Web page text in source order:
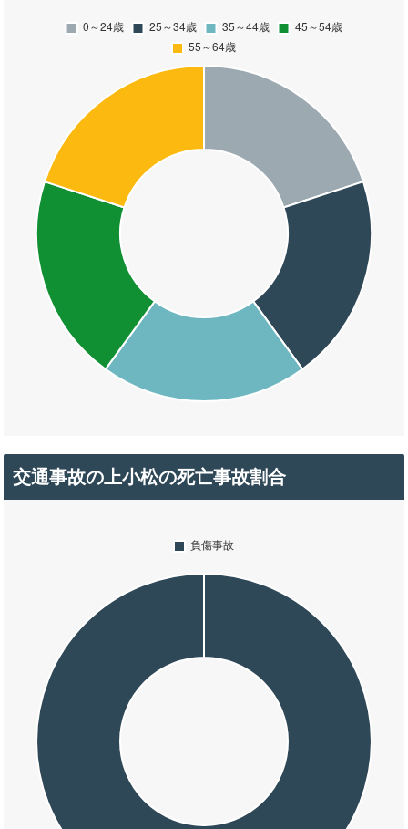
交通事故の上小松の死亡事故割合